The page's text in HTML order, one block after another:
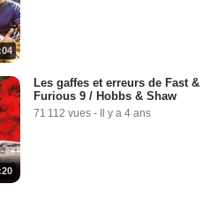
Les gaffes et erreurs de Fast &
Furious 9 / Hobbs & Shaw
71 112 vues - Il y a 4 ans